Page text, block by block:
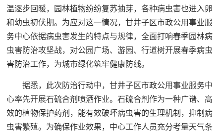
温逐步回暖，园林植物纷纷复苏抽芽，各种病虫害也进入卵
和幼虫初伏期。为应对这一情况，甘井子区市政公用事业服
务中心依据病虫害发生的特点与规律，全面打响春季园林病
虫害防治攻坚战，对公园广场、游园、行道树开展春季病虫
害防治工作，为城市绿化筑牢健康防线。
据悉，此次防治行动中，甘井子区市政公用事业服务中
心率先开展石硫合剂喷洒作业。石硫合剂作为一种广谱、高
效的植物保护药剂，能有效破坏病虫害的生理机制，抑制病
虫害繁殖。为确保作业效果，中心工作人员充分考量天气条